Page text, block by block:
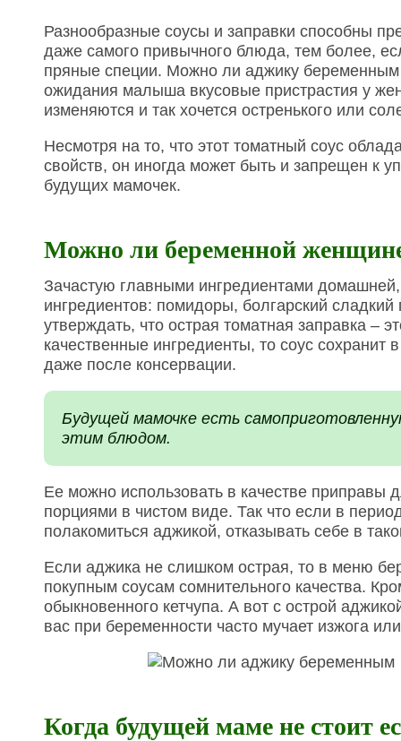
Разнообразные соусы и заправки способны
даже самого привычного блюда, тем более,
пряные специи. Можно ли аджику
ожидания малыша вкусовые пристрастия у
изменяются и так хочется остренького или
Несмотря на то, что этот томатный соус
свойств, он иногда может быть и запрещен к
будущих мамочек.
Можно ли беременной
Зачастую главными ингредиентами домашней,
ингредиентов: помидоры, болгарский
утверждать, что острая томатная заправка –
качественные ингредиенты, то соус
даже после консервации.
Будущей мамочке есть
этим блюдом.
Ее можно использовать в качестве
порциями в чистом виде. Так что если в
полакомиться аджикой, отказывать себе в
Если аджика не слишком острая, то в меню
покупным соусам сомнительного качества.
обыкновенного кетчупа. А вот с острой
вас при беременности часто мучает изжога
Когда будущей маме не стоит